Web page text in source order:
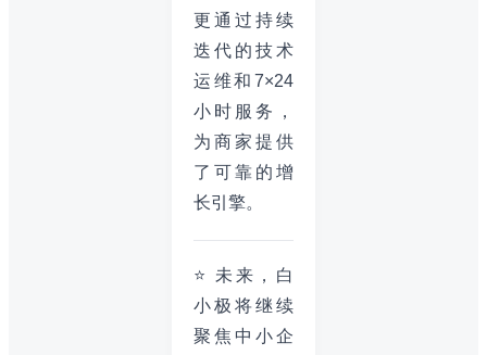
更通过持续
迭代的技术
运维和7×24
小时服务，
为商家提供
了可靠的增
长引擎。
⭐ 未来，白
小极将继续
聚焦中小企